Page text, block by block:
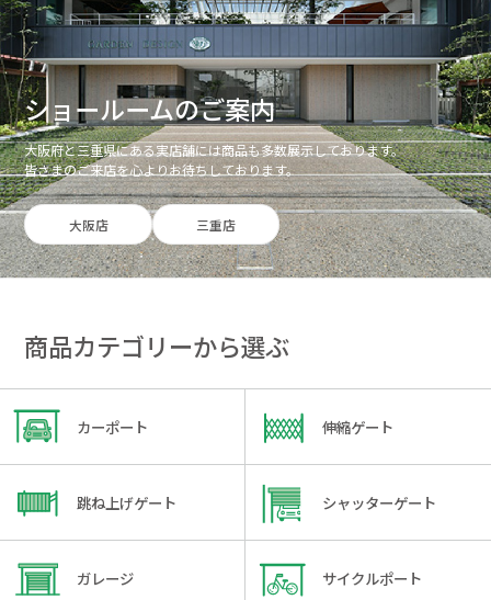
ショールームのご案内
大阪府と三重県にある実店舗には商品も多数展示しております。
皆さまのご来店を心よりお待ちしております。
大阪店 三重店
商品カテゴリーから選ぶ
カーポート 伸縮ゲート
跳ね上げゲート シャッターゲート
ガレージ サイクルポート